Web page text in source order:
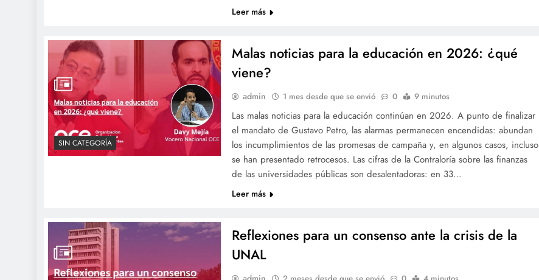
Leer más
SIN CATEGORÍA
Malas noticias para la educación en 2026: ¿qué
viene?
admin 1 mes desde que se envió 0 9 minutos
Las malas noticias para la educación continúan en 2026. A punto de finalizar
el mandato de Gustavo Petro, las alarmas permanecen encendidas: abundan
los incumplimientos de las promesas de campaña y, en algunos casos, incluso
se han presentado retrocesos. Las cifras de la Contraloría sobre las finanzas
de las universidades públicas son desalentadoras: en 33…
Leer más
Reflexiones para un consenso ante la crisis de la
UNAL